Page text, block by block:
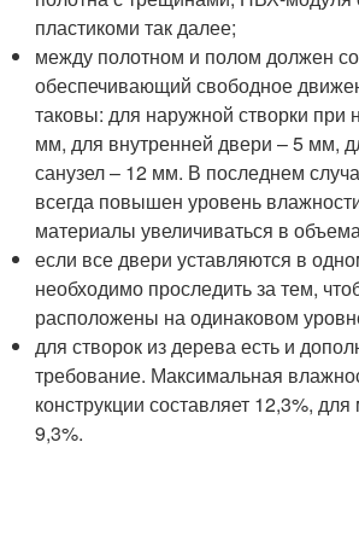
пластикоми так далее;
между полотном и полом должен
обеспечивающий свободное
таковы: для наружной створки при
мм, для внутренней двери – 5 мм,
санузел – 12 мм. В последнем
всегда повышен уровень
материалы увеличиваться в
если все двери уставляются в
необходимо проследить за тем,
расположены на одинаковом
для створок из дерева есть и
требование. Максимальная
конструкции составляет 12,3%,
9,3%.